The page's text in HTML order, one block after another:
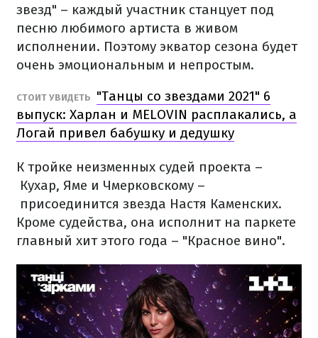
звезд" – каждый участник станцует под
песню любимого артиста в живом
исполнении. Поэтому экватор сезона будет
очень эмоциональным и непростым.
СТОИТ УВИДЕТЬ
"Танцы со звездами 2021" 6
выпуск: Харлан и MELOVIN расплакались, а
Логай привел бабушку и дедушку
К тройке неизменных судей проекта –
Кухар, Яме и Чмерковскому –
присоединится звезда Настя Каменских.
Кроме судейства, она исполнит на паркете
главный хит этого года – "Красное вино".